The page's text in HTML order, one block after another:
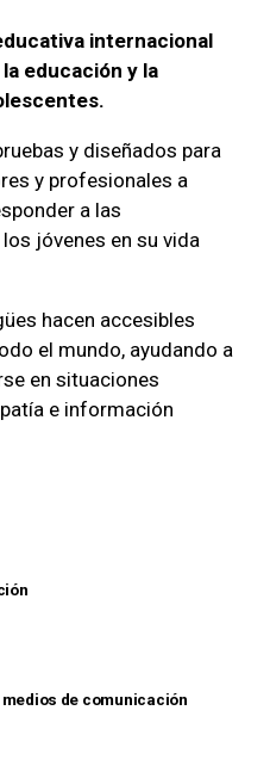
internacional
educación y la
y diseñados para
y profesionales a
a las
jóvenes en su vida
hacen accesibles
el mundo, ayudando a
en situaciones
e información
de comunicación